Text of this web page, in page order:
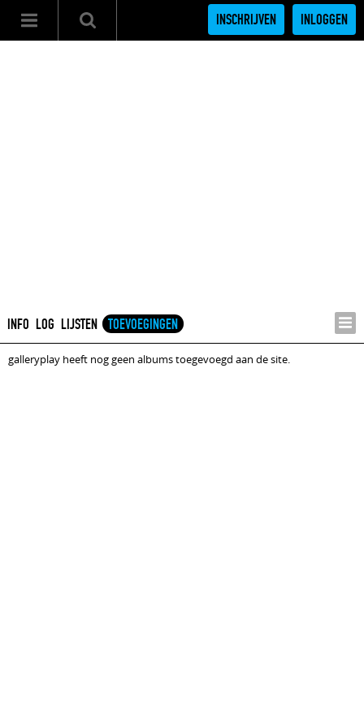
INSCHRIJVEN INLOGGEN
INFO LOG LIJSTEN TOEVOEGINGEN
galleryplay heeft nog geen albums toegevoegd aan de site.